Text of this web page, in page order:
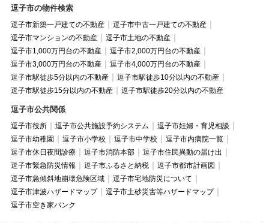
逗子市の物件検索
逗子市新築一戸建ての不動産
逗子市中古一戸建ての不動産
逗子市マンションの不動産
逗子市土地の不動産
逗子市1,000万円台の不動産
逗子市2,000万円台の不動産
逗子市3,000万円台の不動産
逗子市4,000万円台の不動産
逗子市駅徒歩5分以内の不動産
逗子市駅徒歩10分以内の不動産
逗子市駅徒歩15分以内の不動産
逗子市駅徒歩20分以内の不動産
逗子市公共関係
逗子市役所 逗子市公共施設予約システム
逗子市妊婦・育児相談
逗子市幼稚園
逗子市小学校 逗子市中学校
逗子市内病院一覧
逗子市休日夜間診療
逗子市消防本部
逗子市住民異動の届け出
逗子市緊急防災情報
逗子市ふるさと納税
逗子市都市計画図
逗子市急傾斜地崩壊危険区域
逗子市宅地防災について
逗子市津波ハザードマップ
逗子市土砂災害等ハザードマップ
逗子市空き家バンク